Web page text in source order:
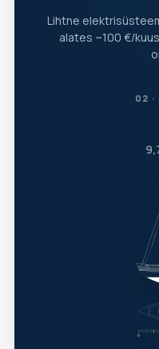
Lihtne
alates ~100 €/
02 ·